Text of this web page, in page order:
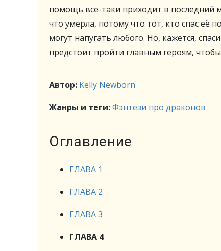
помощь все-таки приходит в последний
что умерла, потому что тот, кто спас её
могут напугать любого. Но, кажется,
предстоит пройти главным героям,
Автор: Kelly Newborn
Жанры и теги:Фэнтези про драконов
Оглавление
ГЛАВА 1
ГЛАВА 2
ГЛАВА 3
ГЛАВА 4